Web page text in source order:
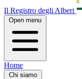
Il Registro degli Alberi
Open menu
Home
Chi siamo